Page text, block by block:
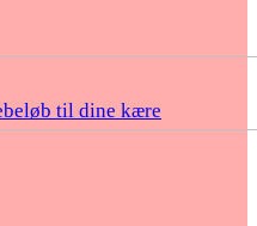
til dine kære